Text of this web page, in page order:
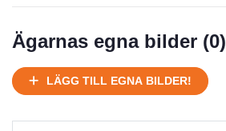
Under normalt skick, kan kräva reparation
Ägarnas egna bilder (0)
LÄGG TILL EGNA BILDER!